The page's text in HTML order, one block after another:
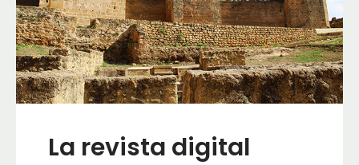
La revista digital